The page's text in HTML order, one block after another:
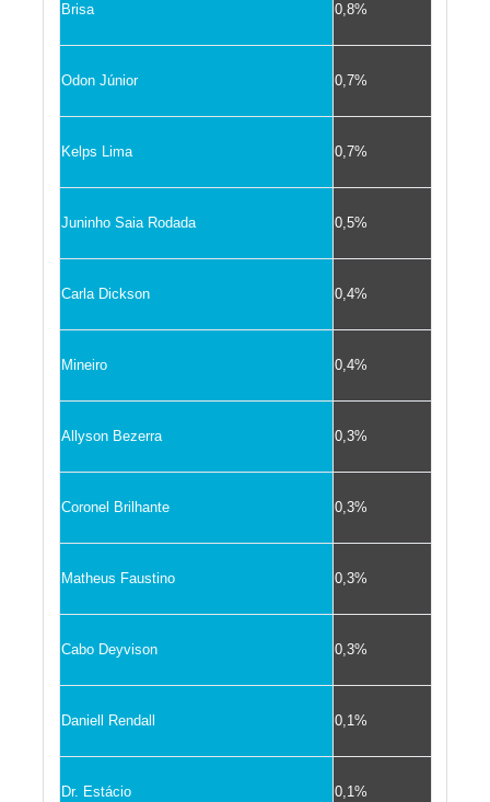
Brisa 0,8%
Odon Júnior 0,7%
Kelps Lima 0,7%
Juninho Saia Rodada 0,5%
Carla Dickson 0,4%
Mineiro 0,4%
Allyson Bezerra 0,3%
Coronel Brilhante 0,3%
Matheus Faustino 0,3%
Cabo Deyvison 0,3%
Daniell Rendall 0,1%
Dr. Estácio 0,1%